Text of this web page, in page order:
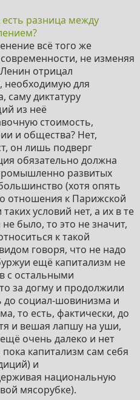
разница между
всё того же
не изменяя
отрицал
необходимую для
саму диктатуру
из неё
стоимость,
и общества? Нет,
он лишь подверг
обязательно должна
развитых
(хотя опять
отношения к Парижской
условий нет, а их в те
было, то это не значит,
к такой
говоря, что не надо
ещё капитализм не
с остальными
за догму и продолжили
до социал-шовинизма и
то есть, фактически, до
и вешая лапшу на уши,
очень далеко и нет
капитализм сам себя
и
национальную
мясорубке).